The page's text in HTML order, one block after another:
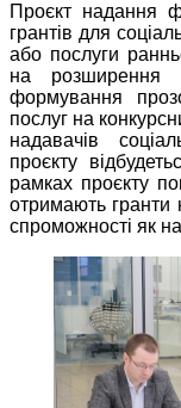
Проєкт надання
грантів для
або послуги
на розширення
формування
послуг на
надавачів
проєкту
рамках проєкту
отримають гранти
спроможності як